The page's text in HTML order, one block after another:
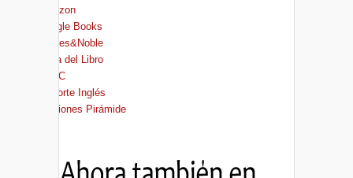
Amazon
Google Books
Barnes&Noble
Casa del Libro
FNAC
El Corte Inglés
Ediciones Pirámide